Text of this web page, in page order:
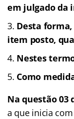
em julgado da
Desta
item posto,
Nestes
Como
Na questão 03
a que inicia